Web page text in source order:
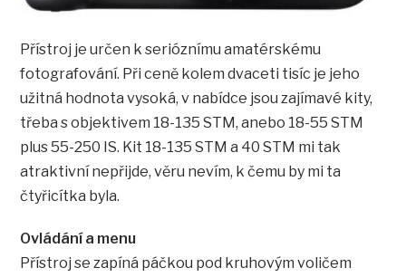
Přístroj je určen k serióznímu amatérskému
fotografování. Při ceně kolem dvaceti tisíc je jeho
užitná hodnota vysoká, v nabídce jsou zajímavé kity,
třeba s objektivem 18-135 STM, anebo 18-55 STM
plus 55-250 IS. Kit 18-135 STM a 40 STM mi tak
atraktivní nepřijde, věru nevím, k čemu by mi ta
čtyřicítka byla.
Ovládání a menu
Přístroj se zapíná páčkou pod kruhovým voličem